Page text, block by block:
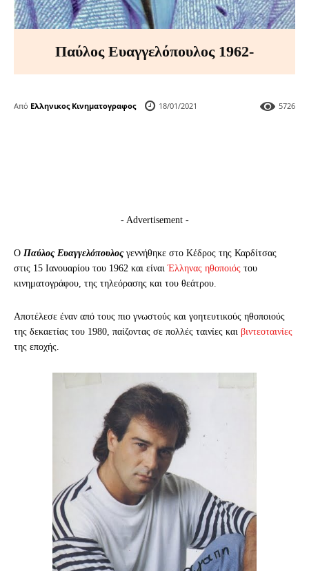
Παύλος Ευαγγελόπουλος 1962-
Από Ελληνικος Κινηματογραφος 18/01/2021 5726
- Advertisement -
Ο Παύλος Ευαγγελόπουλος γεννήθηκε στο Κέδρος της Καρδίτσας
στις 15 Ιανουαρίου του 1962 και είναιΈλληνας ηθοποιός του
κινηματογράφου, της τηλεόρασης και του θεάτρου.
Αποτέλεσε έναν από τους πιο γνωστούς και γοητευτικούς ηθοποιούς
της δεκαετίας του 1980, παίζοντας σε πολλές ταινίες και βιντεοταινίες
της εποχής.